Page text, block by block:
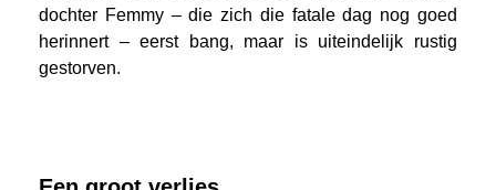
dochter Femmy – die zich die fatale dag nog goed
herinnert – eerst bang, maar is uiteindelijk rustig
gestorven.